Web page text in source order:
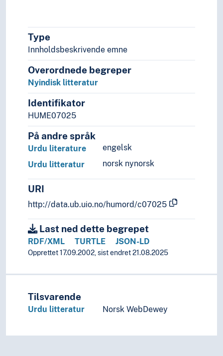
Type
Innholdsbeskrivende emne
Overordnede begreper
Nyindisk litteratur
Identifikator
HUME07025
På andre språk
engelsk
Urdu literature
norsk nynorsk
Urdu litteratur
URI
http://data.ub.uio.no/humord/c07025
Last ned dette begrepet
RDF/XML TURTLE JSON-LD
Opprettet 17.09.2002, sist endret 21.08.2025
Tilsvarende
Urdu litteratur Norsk WebDewey